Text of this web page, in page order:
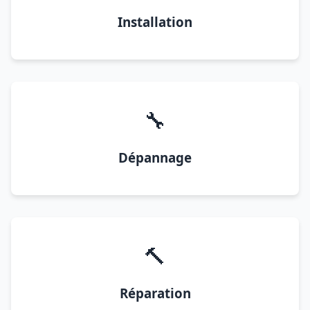
Installation
🔧
Dépannage
🔨
Réparation